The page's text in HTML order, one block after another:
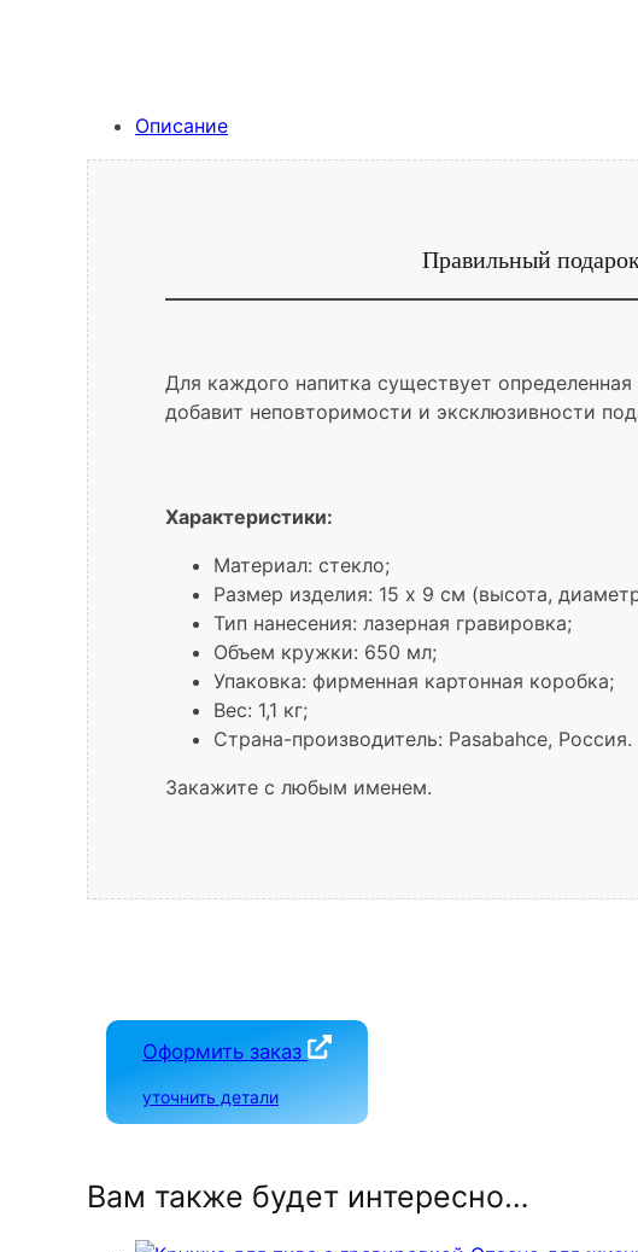
Описание
Правильный
Для каждого напитка существует
добавит неповторимости и эксклюзивности
Характеристики:
Материал: стекло;
Размер изделия: 15 x 9 см (высота,
Тип нанесения: лазерная гравировка;
Объем кружки: 650 мл;
Упаковка: фирменная картонная коробка;
Вес: 1,1 кг;
Страна-производитель: Pasabahce, Россия.
Закажите с любым именем.
Оформить заказ
уточнить детали
Вам также будет интересно…